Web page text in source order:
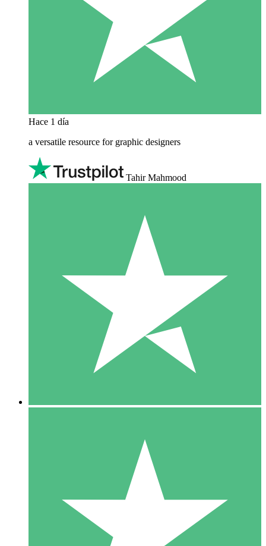
Hace 1 día
a versatile resource for graphic designers
Tahir Mahmood